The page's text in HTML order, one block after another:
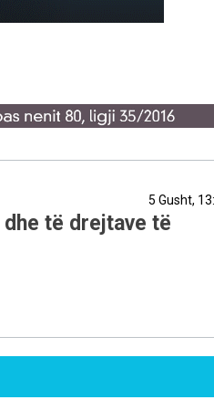
5 Gusht,
të drejtave të